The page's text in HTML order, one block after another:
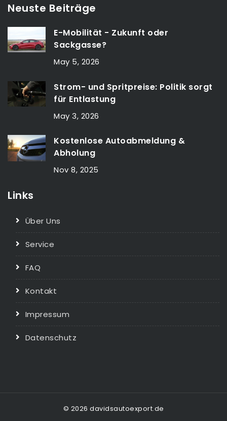
Neuste Beiträge
E-Mobilität - Zukunft oder
Sackgasse?
May 5, 2026
Strom- und Spritpreise: Politik sorgt
für Entlastung
May 3, 2026
Kostenlose Autoabmeldung &
Abholung
Nov 8, 2025
Links
Über Uns
Service
FAQ
Kontakt
Impressum
Datenschutz
© 2026 davidsautoexport.de